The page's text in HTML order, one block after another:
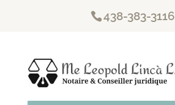
438-383-3116